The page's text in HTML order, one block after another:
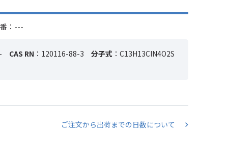
：---
CAS RN ：120116-88-3 分子式 ：C13H13ClN4O2S
ご注文から出荷までの日数について